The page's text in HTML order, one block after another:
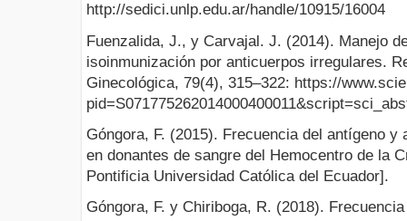
http://sedici.unlp.edu.ar/handle/10915/16004
Fuenzalida, J., y Carvajal. J. (2014). Manejo
isoinmunización por anticuerpos irregulares.
Ginecológica, 79(4), 315–322: https://
Góngora, F. (2015). Frecuencia del antígeno
en donantes de sangre del Hemocentro de la
Pontificia Universidad Católica del Ecuador].
Góngora, F. y Chiriboga, R. (2018).